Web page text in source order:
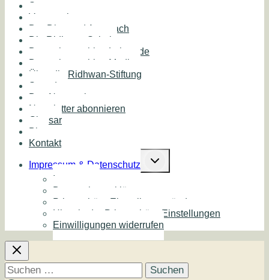
Start
Veranstaltungen
Der Diamond Approach
Die Ridhwan Schule
Deutschsprachige Lehrende
Deutschsprachige Medien
Über die Ridhwan-Stiftung
Spenden
Das Netzwerk
Newsletter abonnieren
Glossar
Blog
Kontakt
Impressum & Datenschutz
umschalten
Impressum
Datenschutzerklärung
Privatsphäre-Einstellungen ändern
Historie der Privatsphäre-Einstellungen
Einwilligungen widerrufen
Suchen